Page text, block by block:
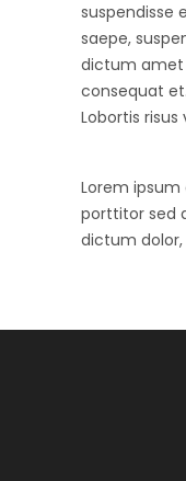
suspendisse
saepe,
dictum amet
consequat
Lobortis
Lorem
porttitor sed
dictum